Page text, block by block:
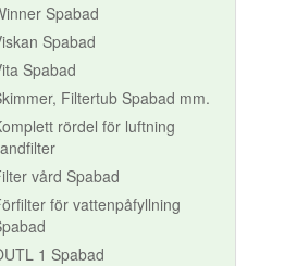
Spabad
Spabad
Spabad
Filtertub Spabad mm.
rördel för luftning
vård Spabad
för vattenpåfyllning
1 Spabad